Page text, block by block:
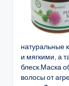
натуральные
и мягкими, а
блеск.Маска
волосы от